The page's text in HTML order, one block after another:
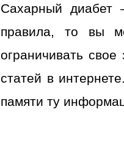
Сахарный диабет
правила, то вы
ограничивать
статей в
памяти ту